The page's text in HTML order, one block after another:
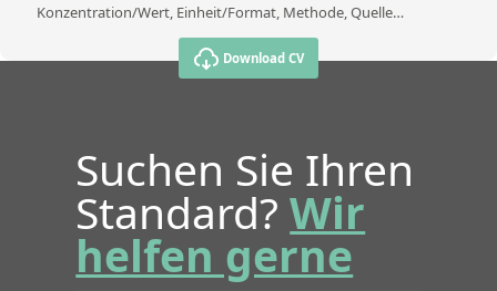
Konzentration/Wert, Einheit/Format, Methode, Quelle…
Download CV
Suchen Sie Ihren
Standard?Wir
helfen gerne